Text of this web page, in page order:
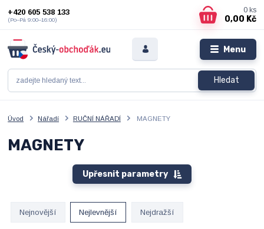
Menu
Hledat
+420 605 538 133
(Po–Pá 9:00–16:00)
0 ks
0,00 Kč
Úvod Nářadí RUČNÍ NÁŘADÍ MAGNETY
MAGNETY
Upřesnit parametry
Nejnovější Nejlevnější Nejdražší